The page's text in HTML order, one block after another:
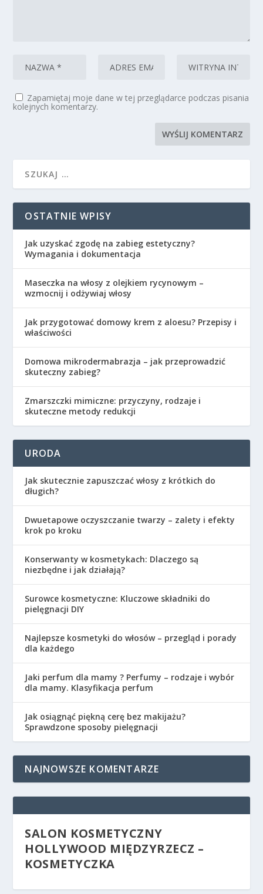
Zapamiętaj moje dane w tej przeglądarce podczas pisania
kolejnych komentarzy.
OSTATNIE WPISY
Jak uzyskać zgodę na zabieg estetyczny?
Wymagania i dokumentacja
Maseczka na włosy z olejkiem rycynowym –
wzmocnij i odżywiaj włosy
Jak przygotować domowy krem z aloesu? Przepisy i
właściwości
Domowa mikrodermabrazja – jak przeprowadzić
skuteczny zabieg?
Zmarszczki mimiczne: przyczyny, rodzaje i
skuteczne metody redukcji
URODA
Jak skutecznie zapuszczać włosy z krótkich do
długich?
Dwuetapowe oczyszczanie twarzy – zalety i efekty
krok po kroku
Konserwanty w kosmetykach: Dlaczego są
niezbędne i jak działają?
Surowce kosmetyczne: Kluczowe składniki do
pielęgnacji DIY
Najlepsze kosmetyki do włosów – przegląd i porady
dla każdego
Jaki perfum dla mamy ? Perfumy – rodzaje i wybór
dla mamy. Klasyfikacja perfum
Jak osiągnąć piękną cerę bez makijażu?
Sprawdzone sposoby pielęgnacji
NAJNOWSZE KOMENTARZE
SALON KOSMETYCZNY
HOLLYWOOD MIĘDZYRZECZ –
KOSMETYCZKA